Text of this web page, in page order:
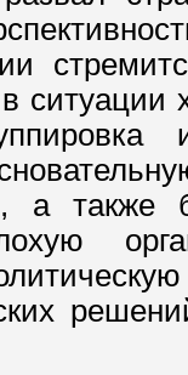
а также